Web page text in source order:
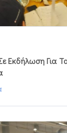
Εκδήλωση Για